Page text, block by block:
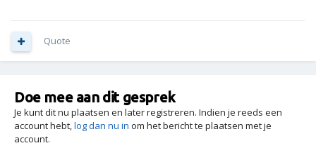
Quote
Doe mee aan dit gesprek
Je kunt dit nu plaatsen en later registreren. Indien je reeds een
account hebt,log dan nu in om het bericht te plaatsen met je
account.